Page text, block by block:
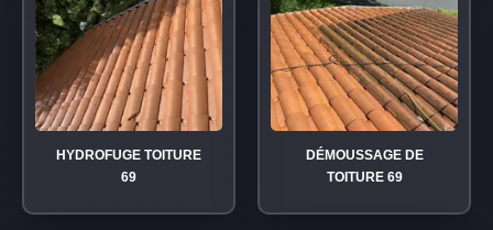
HYDROFUGE TOITURE
69
DÉMOUSSAGE DE
TOITURE 69